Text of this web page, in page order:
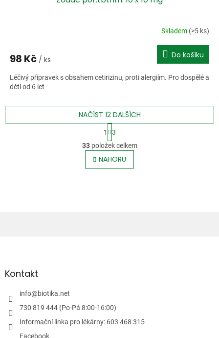
Skladem (>5 ks)
98 Kč / ks Do košíku
Léčivý přípravek s obsahem cetirizinu, proti alergiím. Pro dospělé a
děti od 6 let
O
v
l
á
u
NAČÍST 12 DALŠÍCH
S
t
r
á
n
k
1
3
33položek celkem
NAHORU
aKontakt
info@biotika.net
730 819 444 (Po-Pá 8:00-16:00)
Informační linka pro lékárny: 603 468 315
Facebook